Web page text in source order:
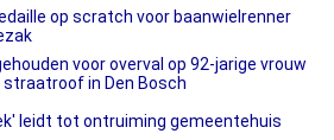
op scratch voor baanwielrenner
voor overval op 92-jarige vrouw
straatroof in Den Bosch
leidt tot ontruiming gemeentehuis